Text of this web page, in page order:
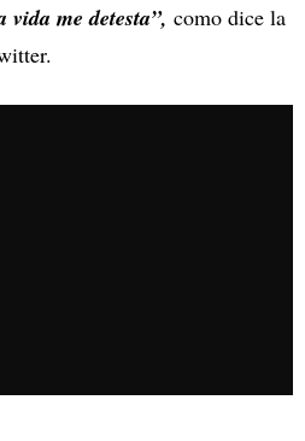
vida me detesta”, como dice la